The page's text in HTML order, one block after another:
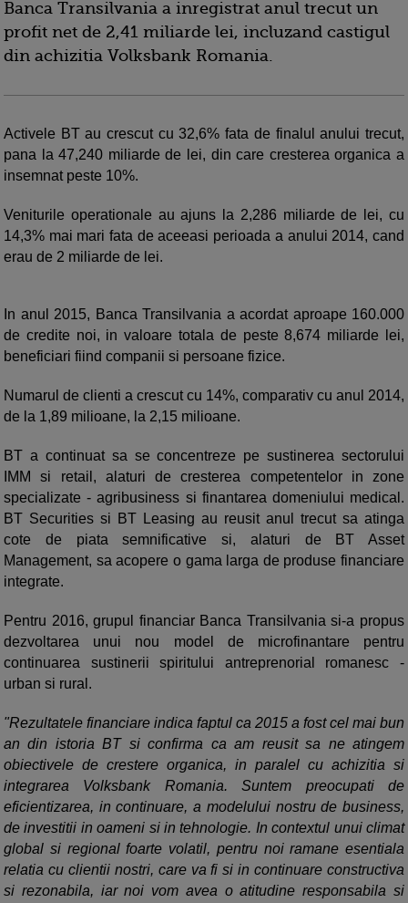
Banca Transilvania a inregistrat anul trecut un
profit net de 2,41 miliarde lei, incluzand castigul
din achizitia Volksbank Romania.
Activele BT au crescut cu 32,6% fata de finalul anului trecut,
pana la 47,240 miliarde de lei, din care cresterea organica a
insemnat peste 10%.
Veniturile operationale au ajuns la 2,286 miliarde de lei, cu
14,3% mai mari fata de aceeasi perioada a anului 2014, cand
erau de 2 miliarde de lei.
In anul 2015, Banca Transilvania a acordat aproape 160.000
de credite noi, in valoare totala de peste 8,674 miliarde lei,
beneficiari fiind companii si persoane fizice.
Numarul de clienti a crescut cu 14%, comparativ cu anul 2014,
de la 1,89 milioane, la 2,15 milioane.
BT a continuat sa se concentreze pe sustinerea sectorului
IMM si retail, alaturi de cresterea competentelor in zone
specializate - agribusiness si finantarea domeniului medical.
BT Securities si BT Leasing au reusit anul trecut sa atinga
cote de piata semnificative si, alaturi de BT Asset
Management, sa acopere o gama larga de produse financiare
integrate.
Pentru 2016, grupul financiar Banca Transilvania si-a propus
dezvoltarea unui nou model de microfinantare pentru
continuarea sustinerii spiritului antreprenorial romanesc -
urban si rural.
"Rezultatele financiare indica faptul ca 2015 a fost cel mai bun
an din istoria BT si confirma ca am reusit sa ne atingem
obiectivele de crestere organica, in paralel cu achizitia si
integrarea Volksbank Romania. Suntem preocupati de
eficientizarea, in continuare, a modelului nostru de business,
de investitii in oameni si in tehnologie. In contextul unui climat
global si regional foarte volatil, pentru noi ramane esentiala
relatia cu clientii nostri, care va fi si in continuare constructiva
si rezonabila, iar noi vom avea o atitudine responsabila si